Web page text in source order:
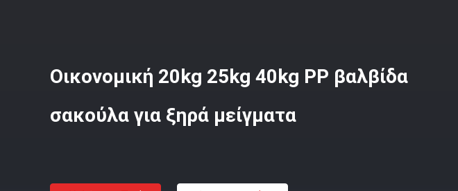
Οικονομική 20kg 25kg 40kg PP βαλβίδα
σακούλα για ξηρά μείγματα